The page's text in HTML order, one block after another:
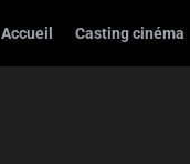
Accueil Casting cinéma